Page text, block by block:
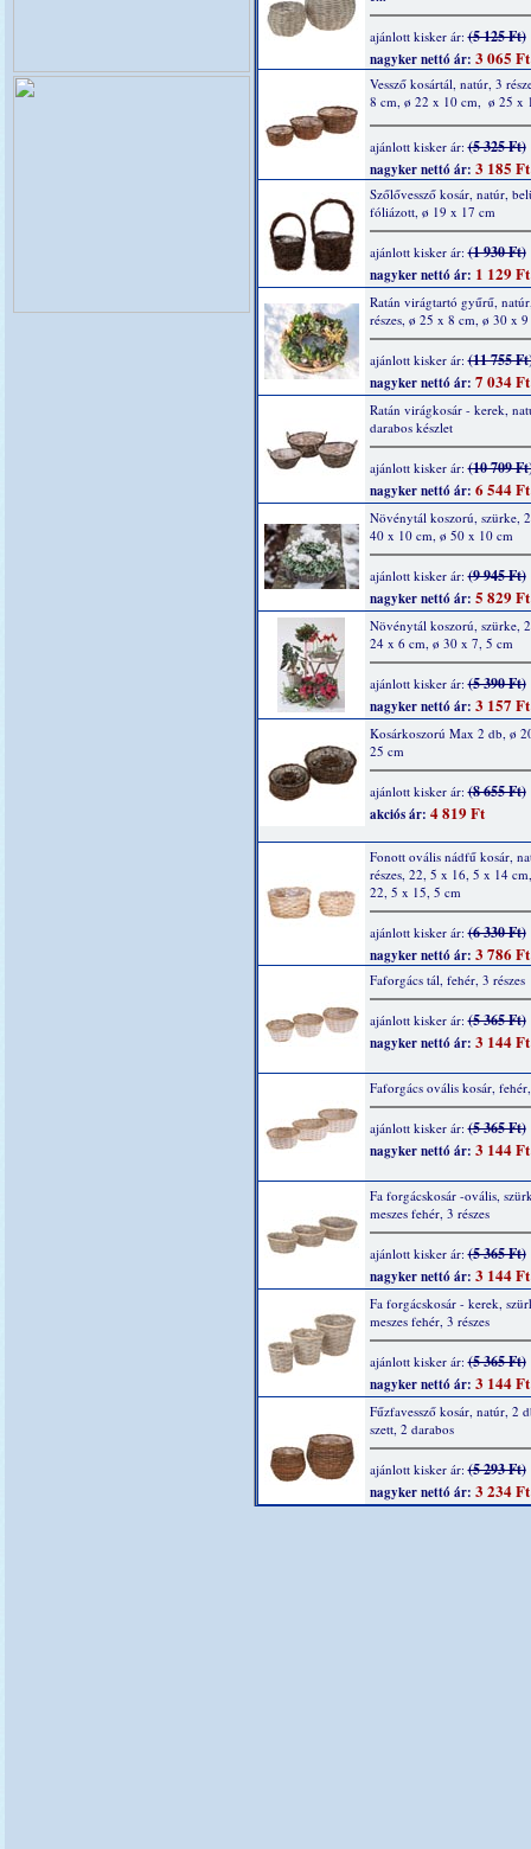
ajánlott kisker ár:(5 125 Ft)
nagyker nettó ár: 3 065 Ft
Vessző kosártál, natúr, 3
8 cm, ø 22 x 10 cm,  ø 25 x
ajánlott kisker ár:(5 325 Ft)
nagyker nettó ár: 3 185 Ft
Szőlővessző kosár, natúr,
fóliázott, ø 19 x 17 cm
ajánlott kisker ár:(1 930 Ft)
nagyker nettó ár: 1 129 Ft
Ratán virágtartó gyűrű,
részes, ø 25 x 8 cm, ø 30 x
ajánlott kisker ár:(11 755
nagyker nettó ár: 7 034 Ft
Ratán virágkosár - kerek,
darabos készlet
ajánlott kisker ár:(10 709
nagyker nettó ár: 6 544 Ft
Növénytál koszorú, szürke, 2
40 x 10 cm, ø 50 x 10 cm
ajánlott kisker ár:(9 945 Ft)
nagyker nettó ár: 5 829 Ft
Növénytál koszorú, szürke, 2
24 x 6 cm, ø 30 x 7, 5 cm
ajánlott kisker ár:(5 390 Ft)
nagyker nettó ár: 3 157 Ft
Kosárkoszorú Max 2 db, ø
25 cm
ajánlott kisker ár:(8 655 Ft)
akciós ár: 4 819 Ft
Fonott ovális nádfű kosár,
részes, 22, 5 x 16, 5 x 14
22, 5 x 15, 5 cm
ajánlott kisker ár:(6 330 Ft)
nagyker nettó ár: 3 786 Ft
Faforgács tál, fehér, 3 részes
ajánlott kisker ár:(5 365 Ft)
nagyker nettó ár: 3 144 Ft
Faforgács ovális kosár,
ajánlott kisker ár:(5 365 Ft)
nagyker nettó ár: 3 144 Ft
Fa forgácskosár -ovális,
meszes fehér, 3 részes
ajánlott kisker ár:(5 365 Ft)
nagyker nettó ár: 3 144 Ft
Fa forgácskosár - kerek,
meszes fehér, 3 részes
ajánlott kisker ár:(5 365 Ft)
nagyker nettó ár: 3 144 Ft
Fűzfavessző kosár, natúr, 2
szett, 2 darabos
ajánlott kisker ár:(5 293 Ft)
nagyker nettó ár: 3 234 Ft